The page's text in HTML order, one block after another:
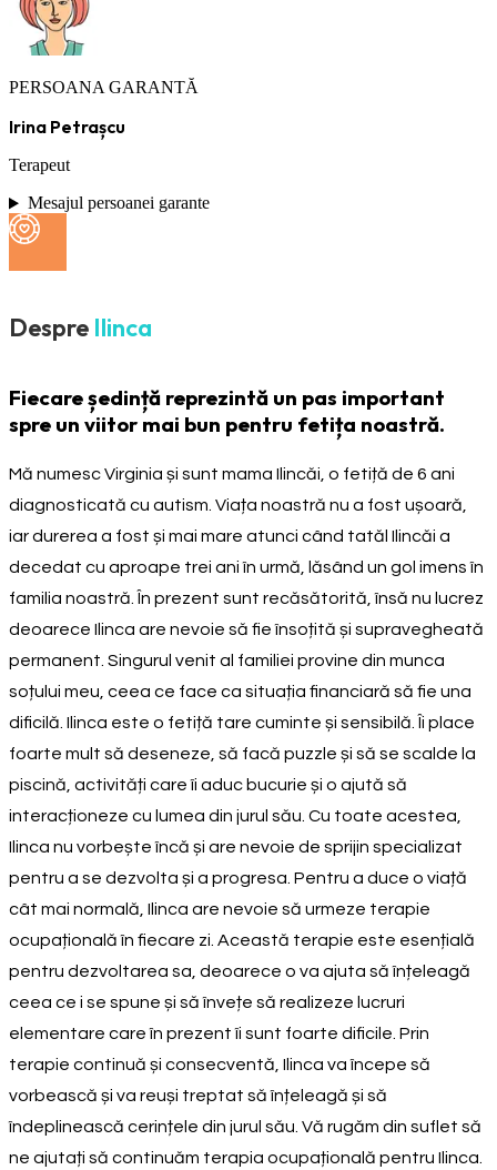
PERSOANA GARANTĂ
Irina Petrașcu
Terapeut
Mesajul persoanei garante
Despre Ilinca
Fiecare ședință reprezintă un pas important
spre un viitor mai bun pentru fetița noastră.
Mă numesc Virginia și sunt mama Ilincăi, o fetiță de 6 ani
diagnosticată cu autism. Viața noastră nu a fost ușoară,
iar durerea a fost și mai mare atunci când tatăl Ilincăi a
decedat cu aproape trei ani în urmă, lăsând un gol imens în
familia noastră. În prezent sunt recăsătorită, însă nu lucrez
deoarece Ilinca are nevoie să fie însoțită și supravegheată
permanent. Singurul venit al familiei provine din munca
soțului meu, ceea ce face ca situația financiară să fie una
dificilă. Ilinca este o fetiță tare cuminte și sensibilă. Îi place
foarte mult să deseneze, să facă puzzle și să se scalde la
piscină, activități care îi aduc bucurie și o ajută să
interacționeze cu lumea din jurul său. Cu toate acestea,
Ilinca nu vorbește încă și are nevoie de sprijin specializat
pentru a se dezvolta și a progresa. Pentru a duce o viață
cât mai normală, Ilinca are nevoie să urmeze terapie
ocupațională în fiecare zi. Această terapie este esențială
pentru dezvoltarea sa, deoarece o va ajuta să înțeleagă
ceea ce i se spune și să învețe să realizeze lucruri
elementare care în prezent îi sunt foarte dificile. Prin
terapie continuă și consecventă, Ilinca va începe să
vorbească și va reuși treptat să înțeleagă și să
îndeplinească cerințele din jurul său. Vă rugăm din suflet să
ne ajutați să continuăm terapia ocupațională pentru Ilinca.